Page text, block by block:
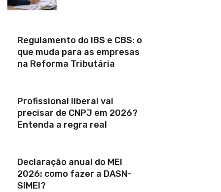
Regulamento do IBS e CBS: o
que muda para as empresas
na Reforma Tributária
Profissional liberal vai
precisar de CNPJ em 2026?
Entenda a regra real
Declaração anual do MEI
2026: como fazer a DASN-
SIMEI?